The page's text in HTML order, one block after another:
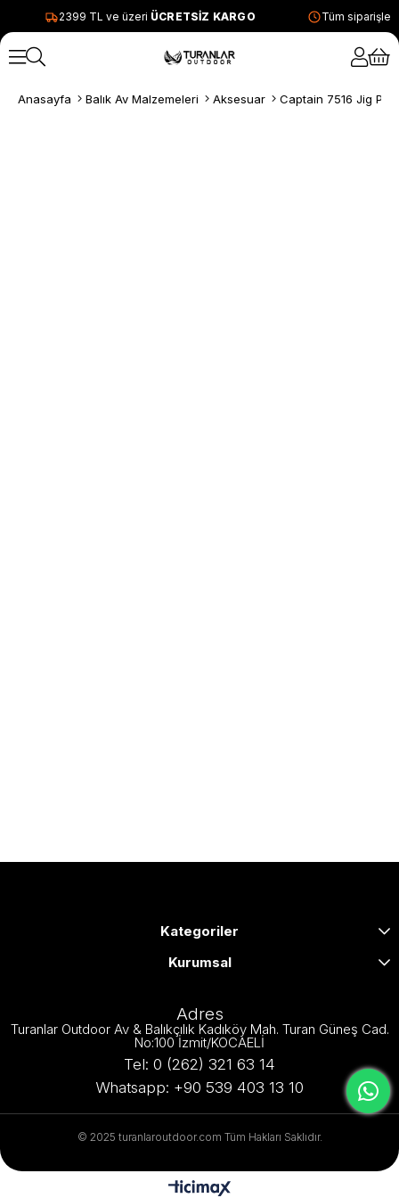
2399 TL ve üzeri ÜCRETSİZ KARGO Tüm
Anasayfa Balık Av Malzemeleri Aksesuar
Kategoriler
Kurumsal
Adres
Turanlar Outdoor Av & Balıkçılık Kadıköy Mah. Turan Güneş Cad.
No:100 İzmit/KOCAELİ
Tel: 0 (262) 321 63 14
Whatsapp: +90 539 403 13 10
© 2025 turanlaroutdoor.com Tüm Hakları Saklıdır.